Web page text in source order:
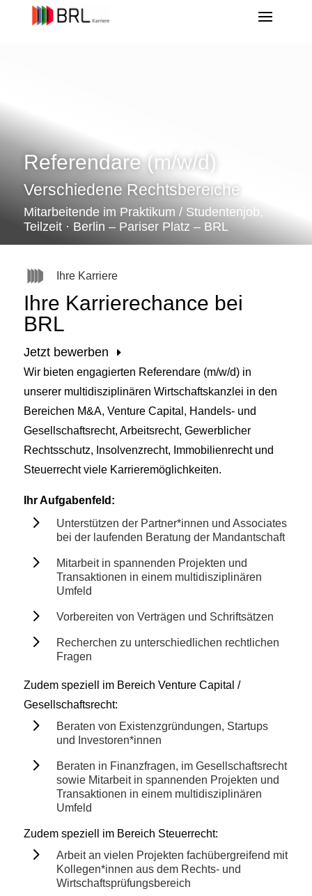
Referendare (m/w/d)
Verschiedene Rechtsbereiche
Mitarbeitende im Praktikum / Studentenjob,
Teilzeit · Berlin – Pariser Platz – BRL
Ihre Karriere
Ihre Karrierechance bei
BRL
Jetzt bewerben
Wir bieten engagierten Referendare (m/w/d) in
unserer multidisziplinären Wirtschaftskanzlei in den
Bereichen M&A, Venture Capital, Handels- und
Gesellschaftsrecht, Arbeitsrecht, Gewerblicher
Rechtsschutz, Insolvenzrecht, Immobilienrecht und
Steuerrecht viele Karrieremöglichkeiten.
Ihr Aufgabenfeld:
5
Unterstützen der Partner*innen und Associates
bei der laufenden Beratung der Mandantschaft
5
Mitarbeit in spannenden Projekten und
Transaktionen in einem multidisziplinären
Umfeld
5 Vorbereiten von Verträgen und Schriftsätzen
5
Recherchen zu unterschiedlichen rechtlichen
Fragen
Zudem speziell im Bereich Venture Capital /
Gesellschaftsrecht:
5
Beraten von Existenzgründungen, Startups
und Investoren*innen
5
Beraten in Finanzfragen, im Gesellschaftsrecht
sowie Mitarbeit in spannenden Projekten und
Transaktionen in einem multidisziplinären
Umfeld
Zudem speziell im Bereich ​Steuerrecht:
5
Arbeit an vielen Projekten fachübergreifend mit
Kollegen*innen aus dem Rechts- und
Wirtschaftsprüfungsbereich